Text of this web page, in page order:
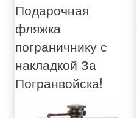
Подарочная
фляжка
пограничнику с
накладкой За
Погранвойска!